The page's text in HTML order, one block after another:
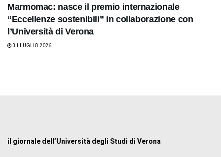
Marmomac: nasce il premio internazionale
“Eccellenze sostenibili” in collaborazione con
l’Università di Verona
31 LUGLIO 2026
il giornale dell’Università degli Studi di Verona